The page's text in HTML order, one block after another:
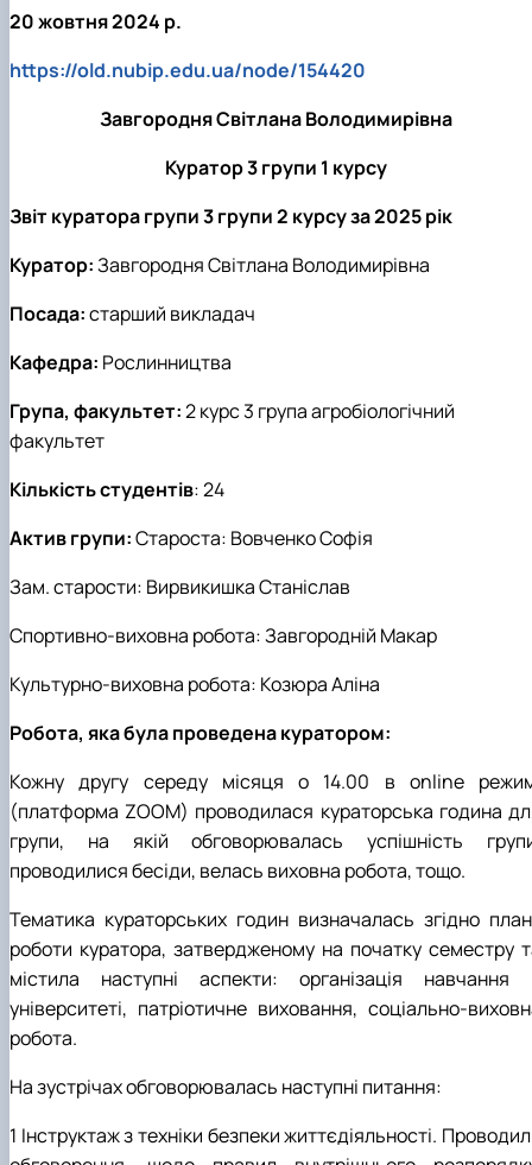
20 жовтня 2024 р.
https://old.nubip.edu.ua/node/154420
Завгородня Світлана Володимирівна
Куратор 3 групи 1 курсу
Звіт куратора групи3 групи 2 курсу за 2025 рік
Куратор:Завгородня Світлана Володимирівна
Посада:старший викладач
Кафедра: Рослинництва
Група, факультет:2 курс 3 група агробіологічний
факультет
Кількість студентів: 24
Актив групи:Староста: Вовченко Софія
Зам. старости: Вирвикишка Станіслав
Спортивно-виховна робота: Завгородній Макар
Культурно-виховна робота: Козюра Аліна
Робота, яка була проведена куратором:
Кожнудругу середу місяця о 14.00 в online
(платформа ZOOM) проводилася кураторська година
групи, на якій обговорювалась успішність
проводилися бесіди, велась виховна робота, тощо.
Тематика кураторських годин визначалась згідно
роботи куратора, затвердженому на початку семестру
містила наступні аспекти: організація навчання
університеті, патріотичне виховання, соціально-
робота.
На зустрічах обговорювалась наступні питання:
1 Інструктаж з техніки безпеки життєдіяльності.